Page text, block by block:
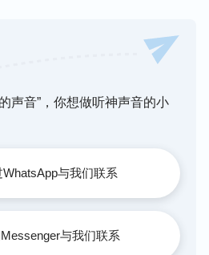
发表神话而不是传达神话，就
供应人、浇灌人、牧养人，带
基督有完全的神性，就足以说
神的实质，我们才能说他就是
不在乎他肉身的形像是高大还
这个外表普通的人里面隐藏着
神性正是任何人无法发现、无
耶稣来作工时，如果人听不见
声音”，你想做听神声音的小
WhatsApp与我们联系
与我们联系